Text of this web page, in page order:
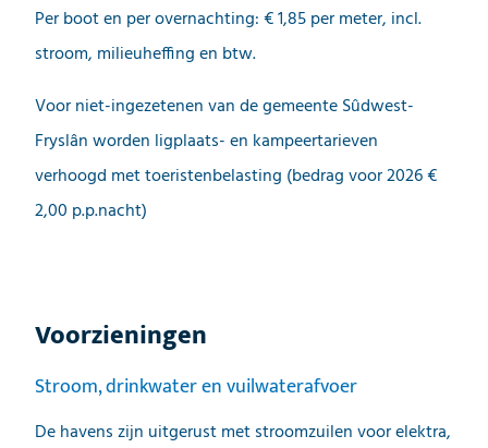
Per boot en per overnachting: € 1,85 per meter, incl.
stroom, milieuheffing en btw.
Voor niet-ingezetenen van de gemeente Sûdwest-
Fryslân worden ligplaats- en kampeertarieven
verhoogd met toeristenbelasting (bedrag voor 2026 €
2,00 p.p.nacht)
Voorzieningen
Stroom, drinkwater en vuilwaterafvoer
De havens zijn uitgerust met stroomzuilen voor elektra,